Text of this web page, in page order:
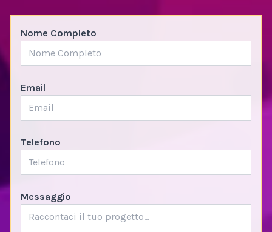
Nome Completo
Email
Telefono
Messaggio